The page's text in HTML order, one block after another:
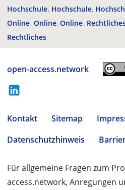
Hochschule Hochschule
Online Online Online
Rechtliches
open-access.network
Kontakt Sitemap
Datenschutzhinweis
Für allgemeine Fragen zum
access.network, Anregungen